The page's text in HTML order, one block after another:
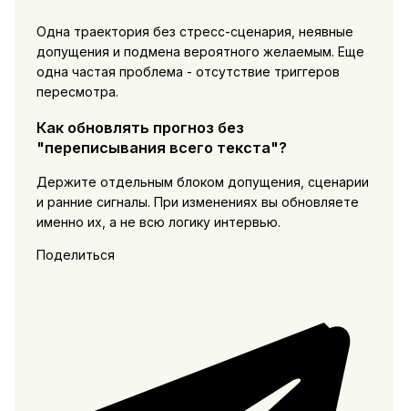
Одна траектория без стресс-сценария, неявные
допущения и подмена вероятного желаемым. Еще
одна частая проблема - отсутствие триггеров
пересмотра.
Как обновлять прогноз без
"переписывания всего текста"?
Держите отдельным блоком допущения, сценарии
и ранние сигналы. При изменениях вы обновляете
именно их, а не всю логику интервью.
Поделиться